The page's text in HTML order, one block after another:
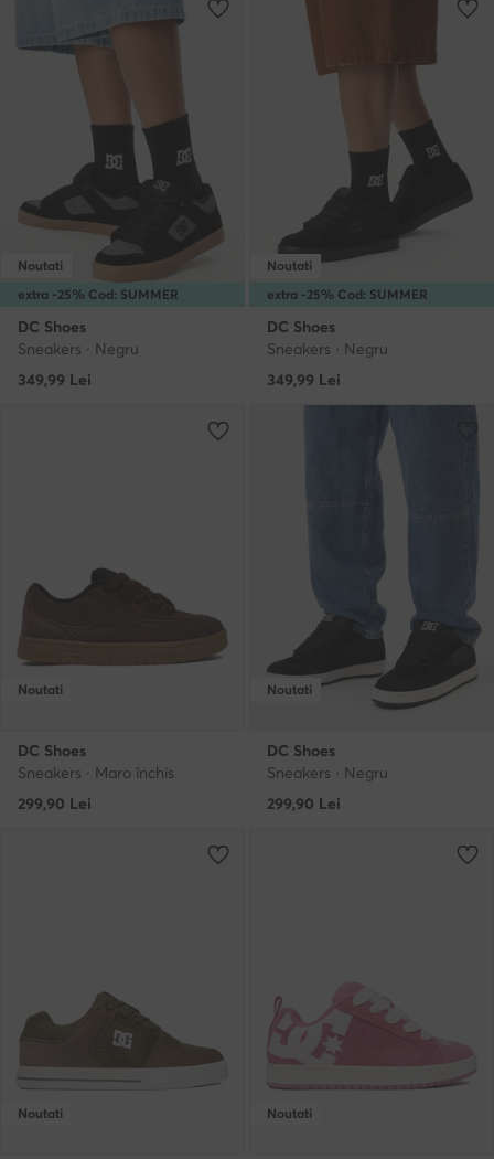
extra -25% Cod: SUMMER
Noutati
DC Shoes
Sneakers · Negru
349,99 Lei
extra -25% Cod: SUMMER
Noutati
DC Shoes
Sneakers · Negru
349,99 Lei
Noutati
DC Shoes
Sneakers · Maro închis
299,90 Lei
Noutati
DC Shoes
Sneakers · Negru
299,90 Lei
Noutati Noutati